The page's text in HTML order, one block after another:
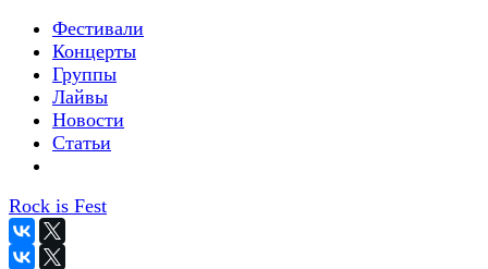
Фестивали
Концерты
Группы
Лайвы
Новости
Статьи
Rock is Fest